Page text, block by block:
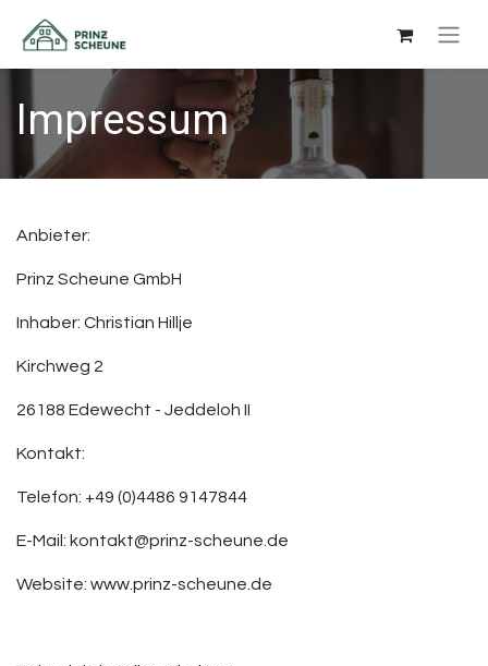
Impressum
Anbieter:
Prinz Scheune GmbH
Inhaber: Christian Hillje
Kirchweg 2
26188 Edewecht - Jeddeloh II
Kontakt:
Telefon: +49 (0)4486 9147844
E-Mail: kontakt@prinz-scheune.de
Website: www.prinz-scheune.de